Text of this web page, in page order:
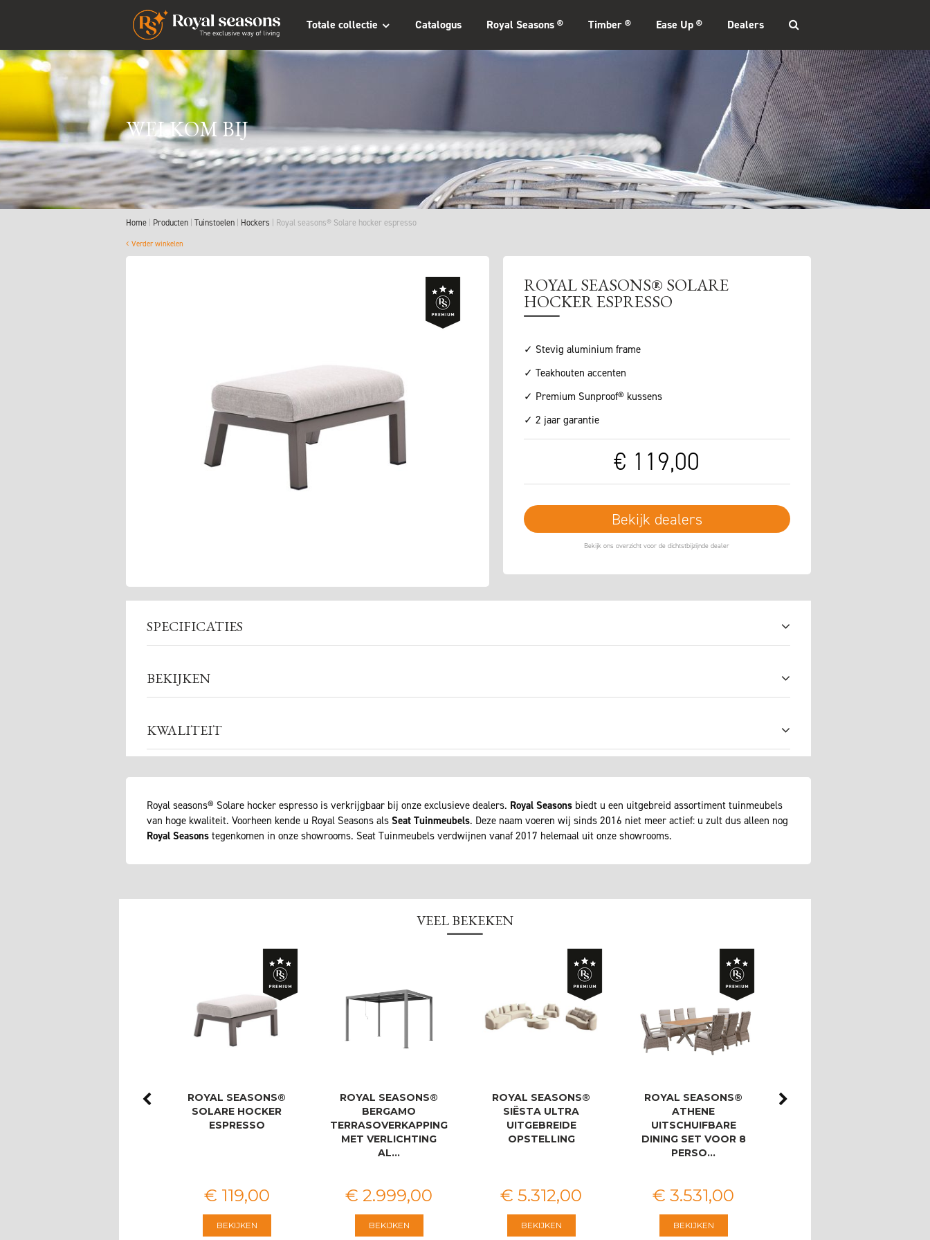
Totale collectie Catalogus Royal Seasons ® Timber ® Ease Up ® Dealers
WELKOM BIJ
Home Producten Tuinstoelen Hockers Royal seasons® Solare hocker espresso
Verder winkelen
ROYAL SEASONS® SOLARE
HOCKER ESPRESSO
✓ Stevig aluminium frame
✓ Teakhouten accenten
✓ Premium Sunproof® kussens
✓ 2 jaar garantie
€ 119,00
Bekijk dealers
SPECIFICATIES
BEKIJKEN
KWALITEIT
Royal seasons® Solare hocker espresso is verkrijgbaar bij onze exclusieve dealers. Royal Seasons biedt u een uitgebreid assortiment tuinmeubels
van hoge kwaliteit. Voorheen kende u Royal Seasons als Seat Tuinmeubels. Deze naam voeren wij sinds 2016 niet meer actief: u zult dus alleen nog
Royal Seasons tegenkomen in onze showrooms. Seat Tuinmeubels verdwijnen vanaf 2017 helemaal uit onze showrooms.
VEEL BEKEKEN
ROYAL SEASONS®
SOLARE HOCKER
ESPRESSO
€ 119,00
BEKIJKEN
ROYAL SEASONS®
BERGAMO
TERRASOVERKAPPING
MET VERLICHTING
AL…
€ 2.999,00
BEKIJKEN
ROYAL SEASONS®
SIËSTA ULTRA
UITGEBREIDE
OPSTELLING
€ 5.312,00
BEKIJKEN
ROYAL SEASONS®
ATHENE
UITSCHUIFBARE
DINING SET VOOR 8
PERSO…
€ 3.531,00
BEKIJKEN